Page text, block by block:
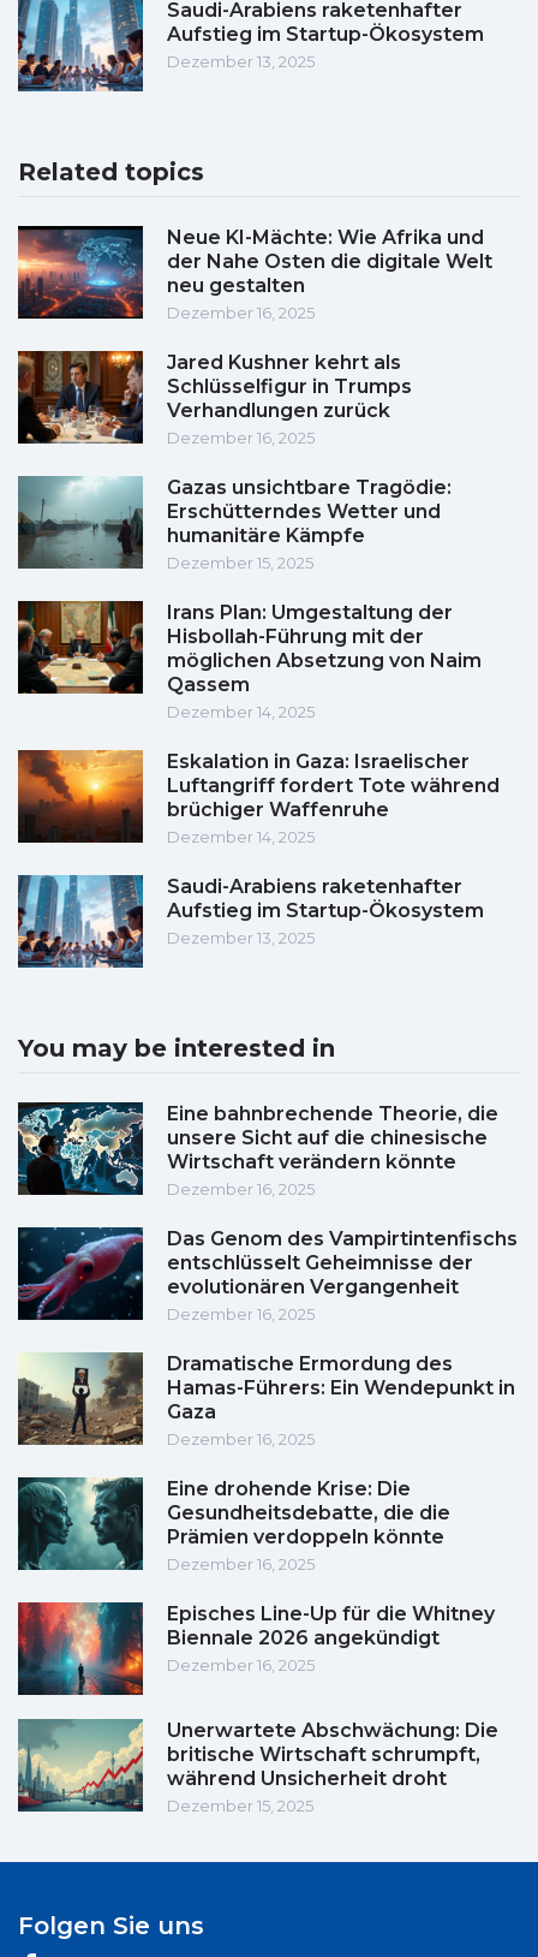
Saudi-Arabiens raketenhafter
Aufstieg im Startup-Ökosystem
Dezember 13, 2025
Related topics
Neue KI-Mächte: Wie Afrika und
der Nahe Osten die digitale Welt
neu gestalten
Dezember 16, 2025
Jared Kushner kehrt als
Schlüsselfigur in Trumps
Verhandlungen zurück
Dezember 16, 2025
Gazas unsichtbare Tragödie:
Erschütterndes Wetter und
humanitäre Kämpfe
Dezember 15, 2025
Irans Plan: Umgestaltung der
Hisbollah-Führung mit der
möglichen Absetzung von Naim
Qassem
Dezember 14, 2025
Eskalation in Gaza: Israelischer
Luftangriff fordert Tote während
brüchiger Waffenruhe
Dezember 14, 2025
Saudi-Arabiens raketenhafter
Aufstieg im Startup-Ökosystem
Dezember 13, 2025
You may be interested in
Eine bahnbrechende Theorie, die
unsere Sicht auf die chinesische
Wirtschaft verändern könnte
Dezember 16, 2025
Das Genom des Vampirtintenfischs
entschlüsselt Geheimnisse der
evolutionären Vergangenheit
Dezember 16, 2025
Dramatische Ermordung des
Hamas-Führers: Ein Wendepunkt in
Gaza
Dezember 16, 2025
Eine drohende Krise: Die
Gesundheitsdebatte, die die
Prämien verdoppeln könnte
Dezember 16, 2025
Episches Line-Up für die Whitney
Biennale 2026 angekündigt
Dezember 16, 2025
Unerwartete Abschwächung: Die
britische Wirtschaft schrumpft,
während Unsicherheit droht
Dezember 15, 2025
Folgen Sie uns